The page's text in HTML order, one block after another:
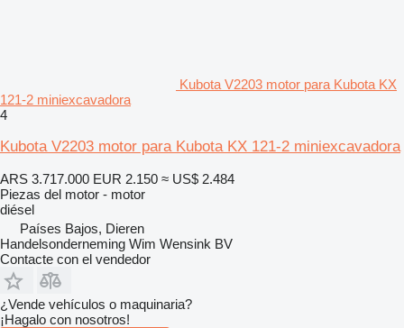
Kubota V2203 motor para Kubota KX
121-2 miniexcavadora
4
Kubota V2203 motor para Kubota KX 121-2 miniexcavadora
ARS 3.717.000 EUR 2.150 ≈ US$ 2.484
Piezas del motor - motor
diésel
Países Bajos, Dieren
Handelsonderneming Wim Wensink BV
Contacte con el vendedor
¿Vende vehículos o maquinaria?
¡Hagalo con nosotros!